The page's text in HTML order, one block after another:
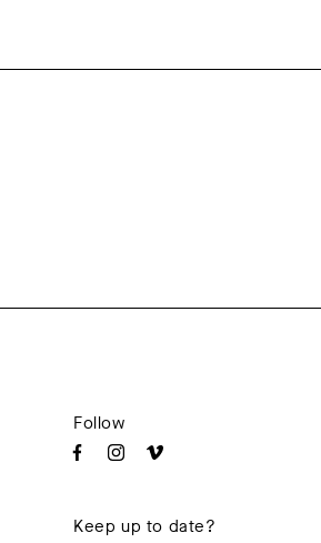
Follow
Keep up to date?